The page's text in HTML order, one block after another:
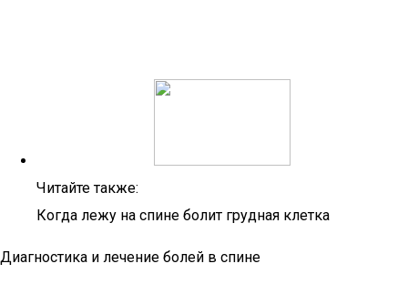
Читайте также:
Когда лежу на спине болит грудная клетка
Диагностика и лечение болей в спине